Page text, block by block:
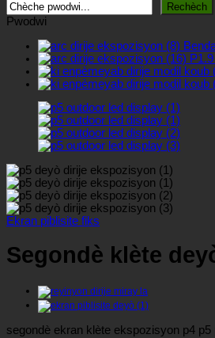
Rechèch
Pwodwi
Ekran piblisite fiks
Segondè klète
segondè ekran klète ekspozisyon p4